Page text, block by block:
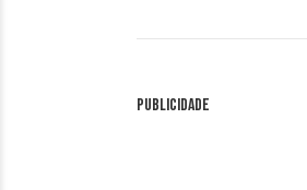
Publicidade